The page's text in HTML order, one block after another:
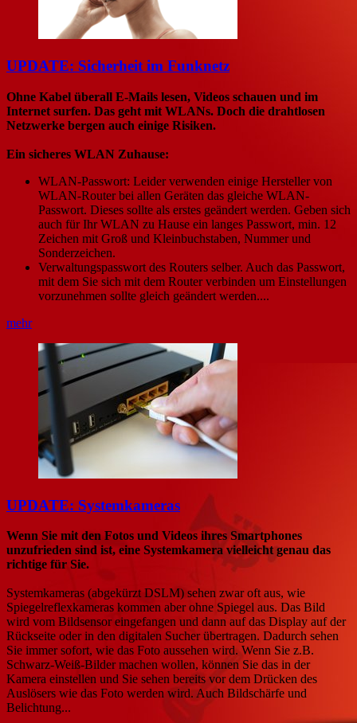
UPDATE: Sicherheit im Funknetz
Ohne Kabel überall E-Mails lesen, Videos schauen und im
Internet surfen. Das geht mit WLANs. Doch die drahtlosen
Netzwerke bergen auch einige Risiken.
Ein sicheres WLAN Zuhause:
WLAN-Passwort: Leider verwenden einige Hersteller von
WLAN-Router bei allen Geräten das gleiche WLAN-
Passwort. Dieses sollte als erstes geändert werden. Geben sich
auch für Ihr WLAN zu Hause ein langes Passwort, min. 12
Zeichen mit Groß und Kleinbuchstaben, Nummer und
Sonderzeichen.
Verwaltungspasswort des Routers selber. Auch das Passwort,
mit dem Sie sich mit dem Router verbinden um Einstellungen
vorzunehmen sollte gleich geändert werden....
mehr
UPDATE: Systemkameras
Wenn Sie mit den Fotos und Videos ihres Smartphones
unzufrieden sind ist, eine Systemkamera vielleicht genau das
richtige für Sie.
Systemkameras (abgekürzt DSLM) sehen zwar oft aus, wie
Spiegelreflexkameras kommen aber ohne Spiegel aus. Das Bild
wird vom Bildsensor eingefangen und dann auf das Display auf der
Rückseite oder in den digitalen Sucher übertragen. Dadurch sehen
Sie immer sofort, wie das Foto aussehen wird. Wenn Sie z.B.
Schwarz-Weiß-Bilder machen wollen, können Sie das in der
Kamera einstellen und Sie sehen bereits vor dem Drücken des
Auslösers wie das Foto werden wird. Auch Bildschärfe und
Belichtung...